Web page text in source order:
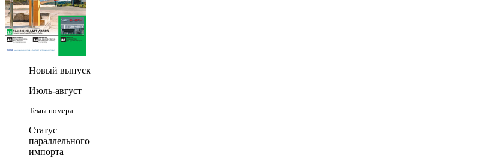
Новый выпуск
Июль-август
Темы номера:
Статус
параллельного
импорта